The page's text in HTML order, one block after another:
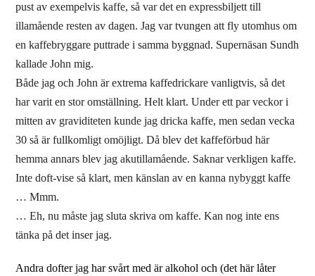
pust av exempelvis kaffe, så var det en expressbiljett till
illamående resten av dagen. Jag var tvungen att fly utomhus om
en kaffebryggare puttrade i samma byggnad. Supernäsan Sundh
kallade John mig.
Både jag och John är extrema kaffedrickare vanligtvis, så det
har varit en stor omställning. Helt klart. Under ett par veckor i
mitten av graviditeten kunde jag dricka kaffe, men sedan vecka
30 så är fullkomligt omöjligt. Då blev det kaffeförbud här
hemma annars blev jag akutillamående. Saknar verkligen kaffe.
Inte doft-vise så klart, men känslan av en kanna nybyggt kaffe
… Mmm.
… Eh, nu måste jag sluta skriva om kaffe. Kan nog inte ens
tänka på det inser jag.
Andra dofter jag har svårt med är alkohol och (det här låter